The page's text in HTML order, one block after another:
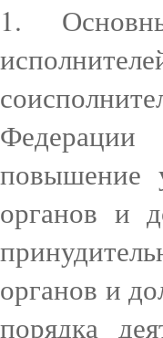
1.
повышение
органов и
органов и
порядка